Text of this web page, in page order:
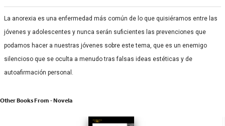
La anorexia es una enfermedad más común de lo que quisiéramos entre las
jóvenes y adolescentes y nunca serán suficientes las prevenciones que
podamos hacer a nuestras jóvenes sobre este tema, que es un enemigo
silencioso que se oculta a menudo tras falsas ideas estéticas y de
autoafirmación personal.
Other Books From - Novela